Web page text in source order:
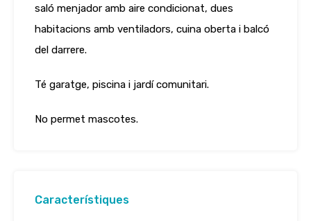
saló menjador amb aire condicionat, dues
habitacions amb ventiladors, cuina oberta i balcó
del darrere.
Té garatge, piscina i jardí comunitari.
No permet mascotes.
Característiques